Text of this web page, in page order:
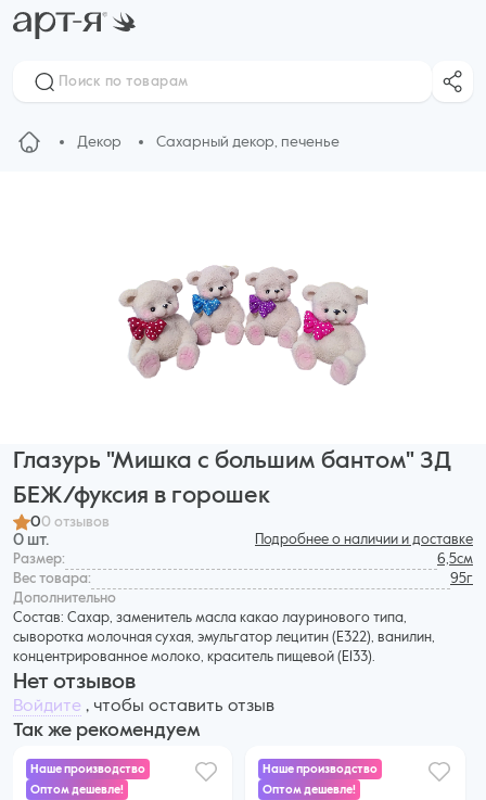
Декор Сахарный декор, печенье
Глазурь "Мишка с большим бантом" ЗД
БЕЖ/фуксия в горошек
00 отзывов
0 шт.
Подробнее о наличии и доставке
Размер:
6,5см
Вес товара:
95г
Дополнительнo
Состав: Сахар, заменитель масла какао лауринового типа,
сыворотка молочная сухая, эмульгатор лецитин (Е322), ванилин,
концентрированное молоко, краситель пищевой (E133).
Нет отзывов
Войдите , чтобы оставить отзыв
Так же рекомендуем
Наше производство
Оптом дешевле!
Наше производство
Оптом дешевле!